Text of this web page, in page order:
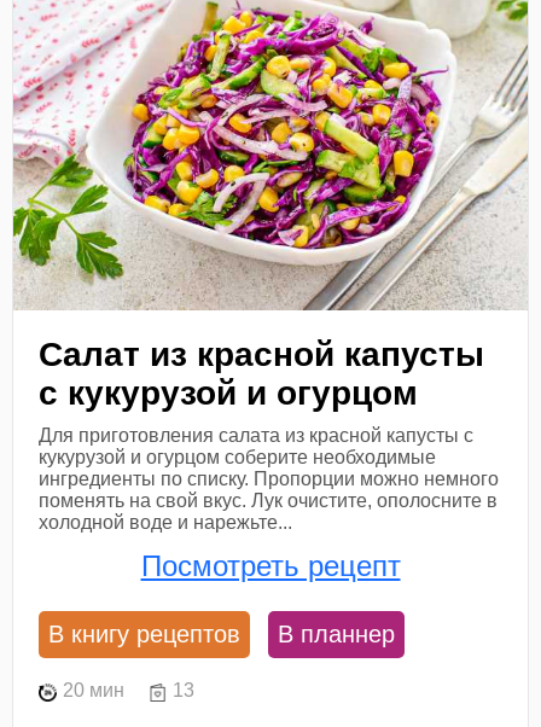
Салат из красной капусты
с кукурузой и огурцом
Для приготовления салата из красной капусты с
кукурузой и огурцом соберите необходимые
ингредиенты по списку. Пропорции можно немного
поменять на свой вкус. Лук очистите, ополосните в
холодной воде и нарежьте...
Посмотреть рецепт
В книгу рецептов В планнер
20 мин 13